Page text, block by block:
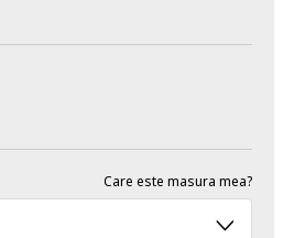
Care este masura mea?